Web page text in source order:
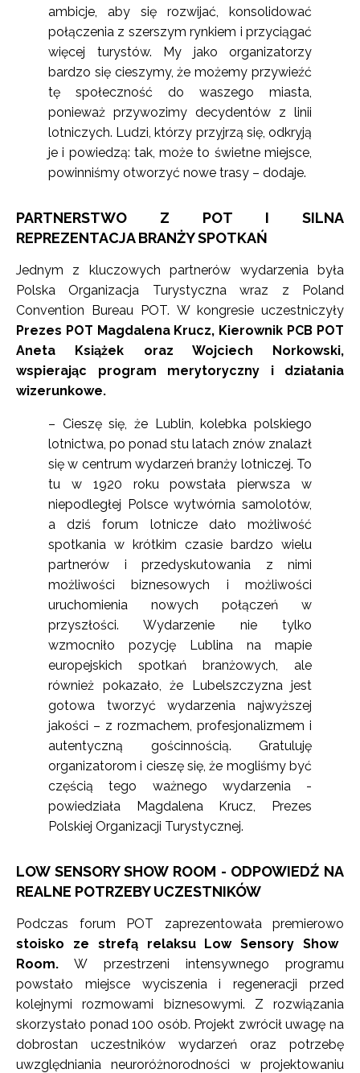
ambicje, aby się rozwijać, konsolidować
połączenia z szerszym rynkiem i przyciągać
więcej turystów. My jako organizatorzy
bardzo się cieszymy, że możemy przywieźć
tę społeczność do waszego miasta,
ponieważ przywozimy decydentów z linii
lotniczych. Ludzi, którzy przyjrzą się, odkryją
je i powiedzą: tak, może to świetne miejsce,
powinniśmy otworzyć nowe trasy – dodaje.
PARTNERSTWO Z POT I SILNA
REPREZENTACJA BRANŻY SPOTKAŃ
Jednym z kluczowych partnerów wydarzenia była
Polska Organizacja Turystyczna wraz z Poland
Convention Bureau POT. W kongresie uczestniczyły
Prezes POT Magdalena Krucz, Kierownik PCB POT
Aneta Książek oraz Wojciech Norkowski,
wspierając program merytoryczny i działania
wizerunkowe.
– Cieszę się, że Lublin, kolebka polskiego
lotnictwa, po ponad stu latach znów znalazł
się w centrum wydarzeń branży lotniczej. To
tu w 1920 roku powstała pierwsza w
niepodległej Polsce wytwórnia samolotów,
a dziś forum lotnicze dało możliwość
spotkania w krótkim czasie bardzo wielu
partnerów i przedyskutowania z nimi
możliwości biznesowych i możliwości
uruchomienia nowych połączeń w
przyszłości. Wydarzenie nie tylko
wzmocniło pozycję Lublina na mapie
europejskich spotkań branżowych, ale
również pokazało, że Lubelszczyzna jest
gotowa tworzyć wydarzenia najwyższej
jakości – z rozmachem, profesjonalizmem i
autentyczną gościnnością. Gratuluję
organizatorom i cieszę się, że mogliśmy być
częścią tego ważnego wydarzenia -
powiedziała Magdalena Krucz, Prezes
Polskiej Organizacji Turystycznej.
LOW SENSORY SHOW ROOM - ODPOWIEDŹ NA
REALNE POTRZEBY UCZESTNIKÓW
Podczas forum POT zaprezentowała premierowo
stoisko ze strefą relaksu Low Sensory Show
Room. W przestrzeni intensywnego programu
powstało miejsce wyciszenia i regeneracji przed
kolejnymi rozmowami biznesowymi. Z rozwiązania
skorzystało ponad 100 osób. Projekt zwrócił uwagę na
dobrostan uczestników wydarzeń oraz potrzebę
uwzględniania neuroróżnorodności w projektowaniu